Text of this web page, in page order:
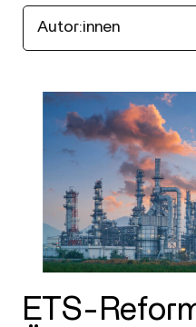
ETS-